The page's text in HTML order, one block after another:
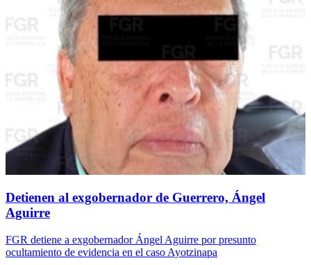
Detienen al exgobernador de Guerrero, Ángel
Aguirre
FGR detiene a exgobernador Ángel Aguirre por presunto
ocultamiento de evidencia en el caso Ayotzinapa